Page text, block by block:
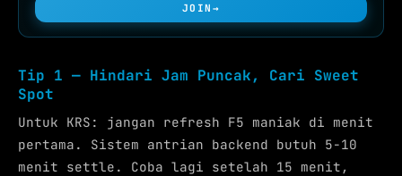
JOIN →
Tip 1 — Hindari Jam Puncak, Cari Sweet
Spot
Untuk KRS: jangan refresh F5 maniak di menit
pertama. Sistem antrian backend butuh 5-10
menit settle. Coba lagi setelah 15 menit,